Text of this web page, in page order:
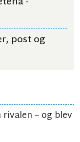
post og
– og blev